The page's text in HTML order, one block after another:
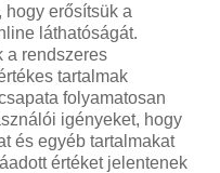
hogy erősítsük a
láthatóságát.
a rendszeres
tartalmak
folyamatosan
igényeket, hogy
és egyéb tartalmakat
értéket jelentenek